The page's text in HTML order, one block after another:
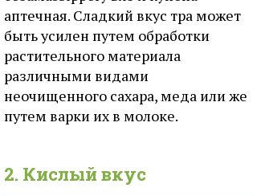
аптечная. Сладкий вкус тра может
быть усилен путем обработки
растительного материала
различными видами
неочищенного сахара, меда или же
путем варки их в молоке.
2. Кислый вкус